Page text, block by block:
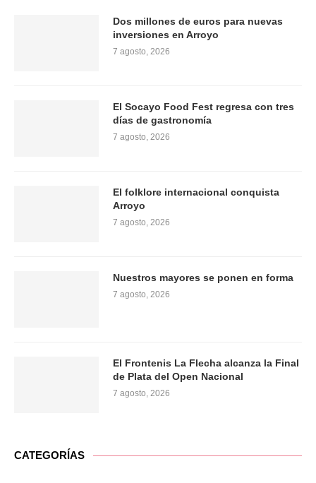
Dos millones de euros para nuevas
inversiones en Arroyo
7 agosto, 2026
El Socayo Food Fest regresa con tres
días de gastronomía
7 agosto, 2026
El folklore internacional conquista
Arroyo
7 agosto, 2026
Nuestros mayores se ponen en forma
7 agosto, 2026
El Frontenis La Flecha alcanza la Final
de Plata del Open Nacional
7 agosto, 2026
CATEGORÍAS